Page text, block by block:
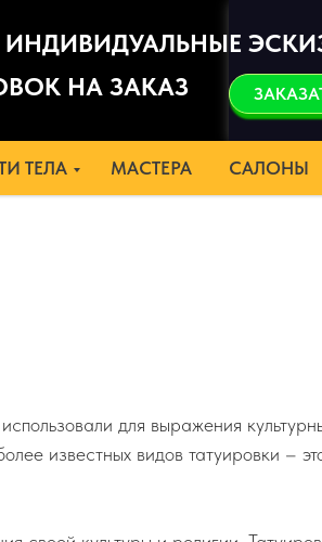
ИНДИВИДУАЛЬНЫЕ
НА ЗАКАЗ
ТЕЛА МАСТЕРА САЛОНЫ
для выражения
известных видов татуировки –